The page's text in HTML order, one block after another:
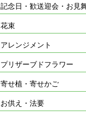
記念日・歓送迎会・お見
花束
アレンジメント
プリザーブドフラワー
寄せ植・寄せかご
お供え・法要